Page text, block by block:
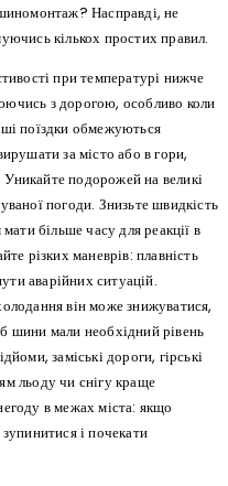
Насправді, не
кількох простих правил.
при температурі нижче
з дорогою, особливо коли
поїздки обмежуються
за місто або в гори,
подорожей на великі
погоди. Знизьте швидкість
більше часу для реакції в
різких маневрів: плавність
аварійних ситуацій.
він може знижуватися,
шини мали необхідний рівень
заміські дороги, гірські
льоду чи снігу краще
в межах міста: якщо
і почекати